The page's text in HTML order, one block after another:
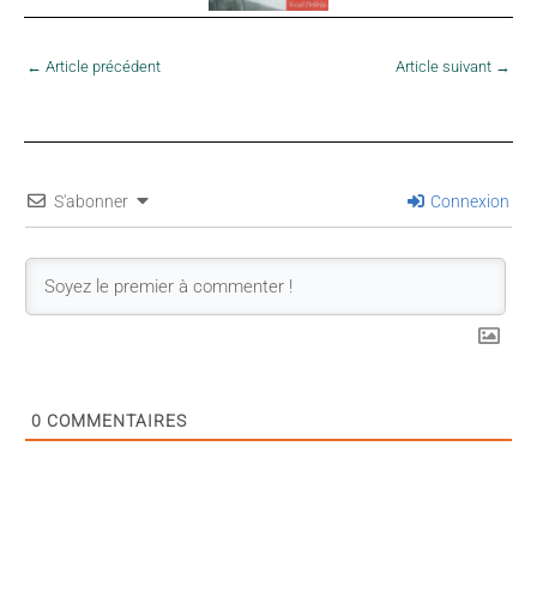
← Article précédent Article suivant →
S'abonner Connexion
0 COMMENTAIRES